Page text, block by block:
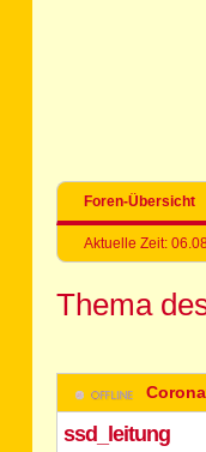
Foren-Übersicht
Aktuelle Zeit:
Thema
ssd_leitung